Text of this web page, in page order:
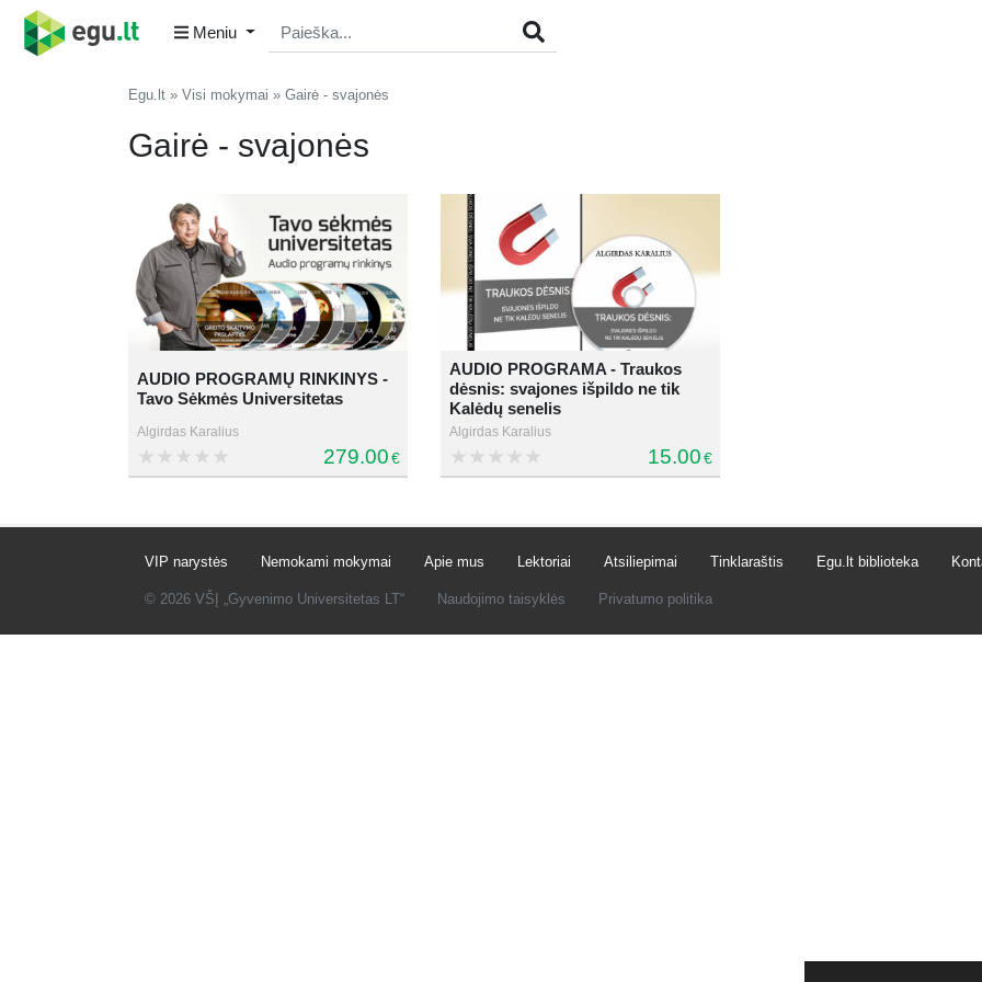
Meniu
Egu.lt Visi mokymai Gairė - svajonės
Gairė - svajonės
AUDIO PROGRAMŲ RINKINYS -
Tavo Sėkmės Universitetas
Algirdas Karalius
279.00€
AUDIO PROGRAMA - Traukos
dėsnis: svajones išpildo ne tik
Kalėdų senelis
Algirdas Karalius
15.00€
VIP narystės Nemokami mokymai Apie mus Lektoriai Atsiliepimai Tinklaraštis Egu.lt biblioteka
© 2026 VŠĮ „Gyvenimo Universitetas LT“ Naudojimo taisyklės Privatumo politika